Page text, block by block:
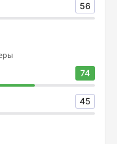
56
74
45